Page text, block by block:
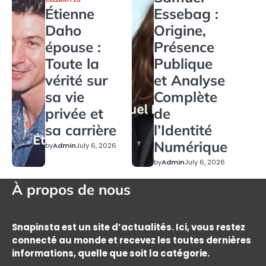
Étienne
Daho
épouse :
Toute la
vérité sur
sa vie
privée et
sa carrière
byAdminJuly 6, 2026
Essebag :
Origine,
Présence
Publique
et Analyse
Complète
de
l’Identité
Numérique
byAdminJuly 6, 2026
À propos de nous
Snapinsta est un site d’actualités. Ici, vous restez
connecté au monde et recevez les toutes dernières
informations, quelle que soit la catégorie.